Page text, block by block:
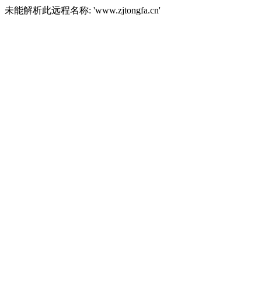
未能解析此远程名称: 'www.zjtongfa.cn'